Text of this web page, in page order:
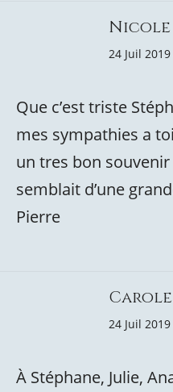
Nicole
24 Juil
Que c’est triste
mes sympathies a
un tres bon
semblait d’une
Pierre
24 Juil
À Stéphane, Julie,